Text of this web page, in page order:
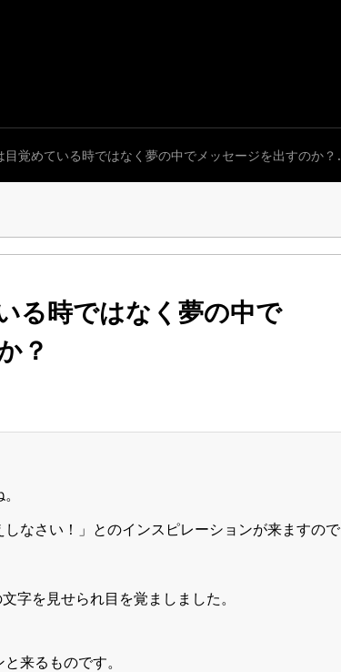
目覚めている時ではなく夢の中でメッセージを出すのか？
る時ではなく夢の中で
？
なさい！」とのインスピレーションが来ますので
字を見せられ目を覚ましました。
来るものです。